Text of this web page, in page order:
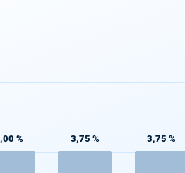
% 3,75 % 3,75 %